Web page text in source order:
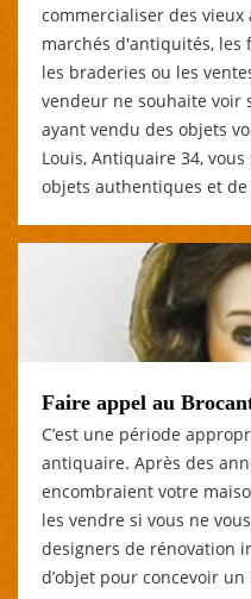
commercialiser des vieux
marchés d'antiquités, les
les braderies ou les
vendeur ne souhaite voir
ayant vendu des objets
Louis, Antiquaire 34,
objets authentiques et
Faire appel au
C’est une période
antiquaire. Après des
encombraient votre
les vendre si vous ne
designers de rénovation
d’objet pour concevoir